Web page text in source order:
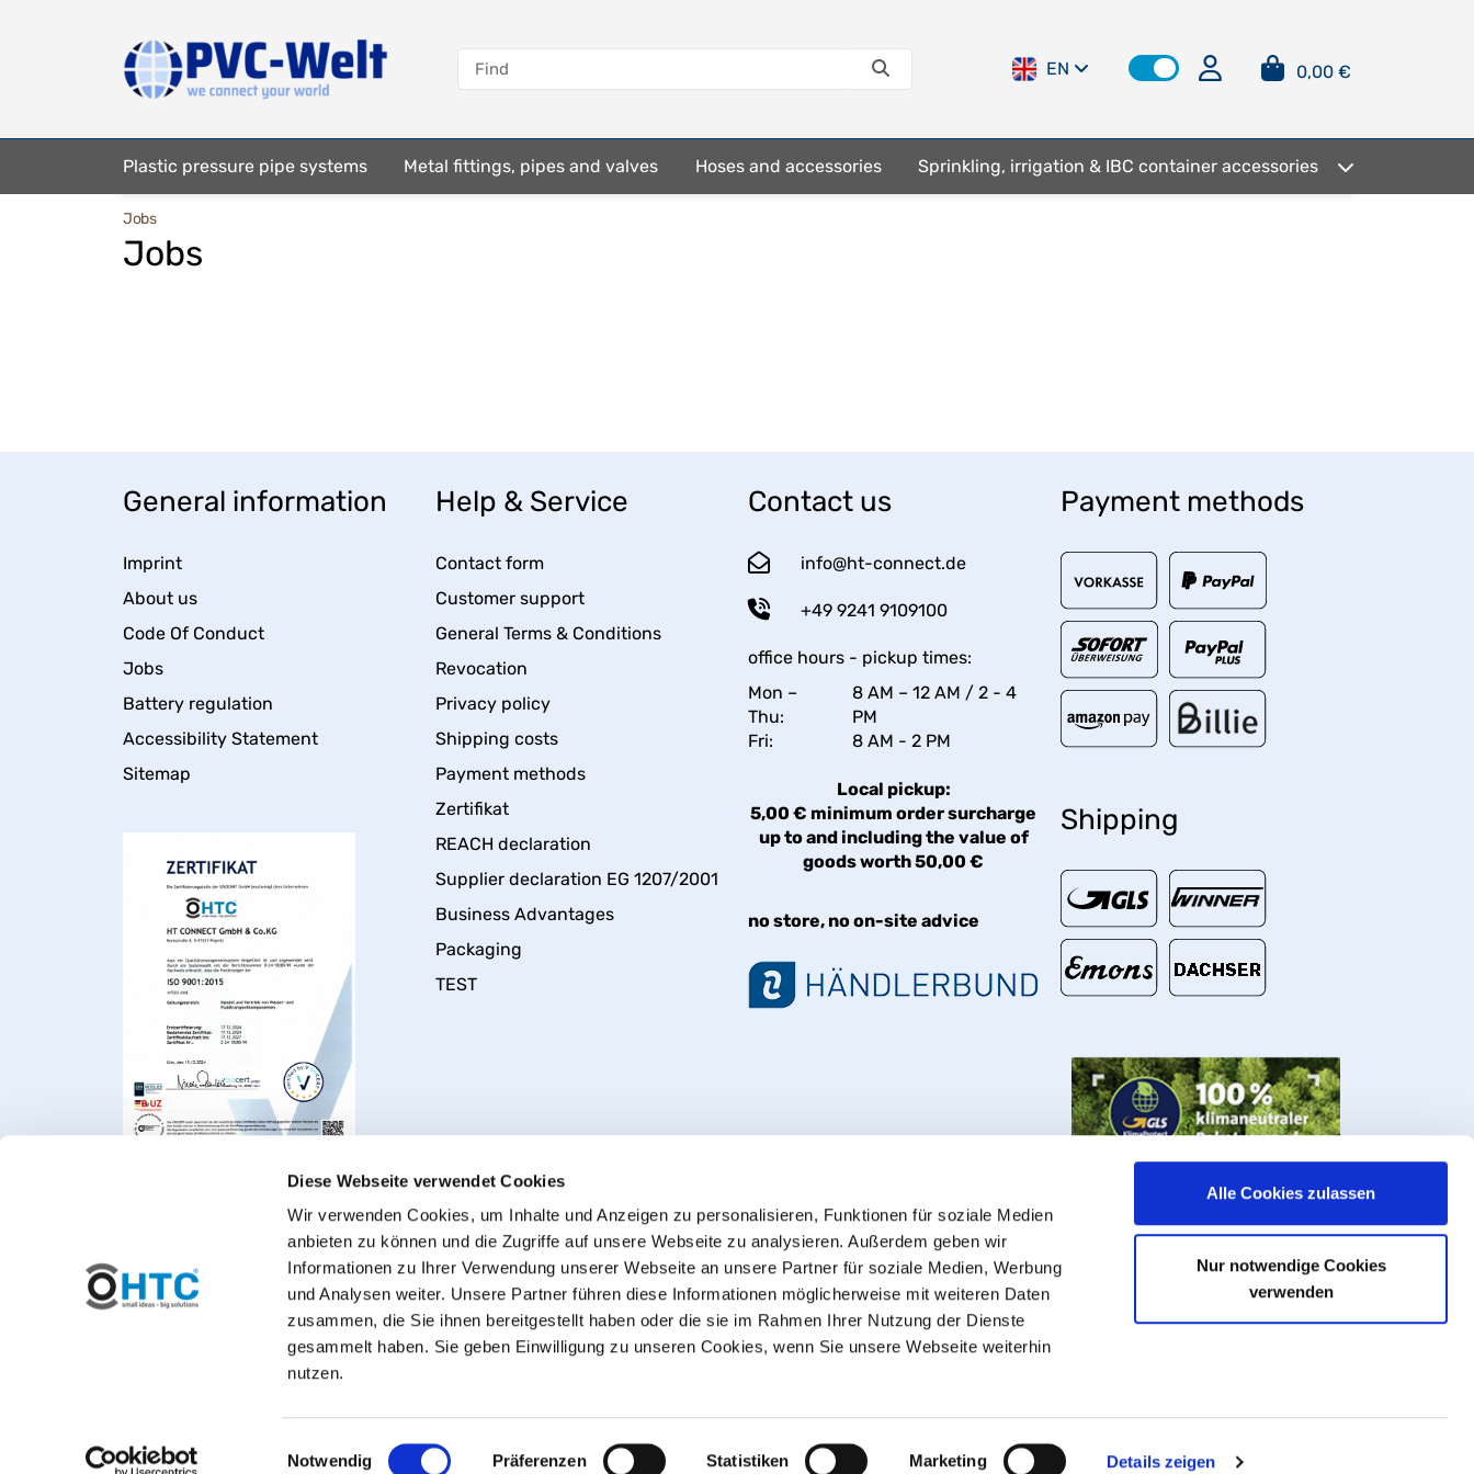
Diese Webseite verwendet Cookies
Wir verwenden Cookies, um Inhalte und Anzeigen zu personalisieren, Funktionen für soziale Medien
anbieten zu können und die Zugriffe auf unsere Webseite zu analysieren. Außerdem geben wir
Informationen zu Ihrer Verwendung unserer Webseite an unsere Partner für soziale Medien, Werbung
und Analysen weiter. Unsere Partner führen diese Informationen möglicherweise mit weiteren Daten
zusammen, die Sie ihnen bereitgestellt haben oder die sie im Rahmen Ihrer Nutzung der Dienste
gesammelt haben. Sie geben Einwilligung zu unseren Cookies, wenn Sie unsere Webseite weiterhin
nutzen.
Einwilligungsauswahl
Notwendig Präferenzen Statistiken Marketing Details zeigen
Alle Cookies zulassen
Nur notwendige Cookies
verwenden
EN 0,00 €
Plastic pressure pipe systems Metal fittings, pipes and valves Hoses and accessories Sprinkling, irrigation & IBC container accessories
Fastening elements
Jobs
Jobs
General information
Imprint
About us
Code Of Conduct
Jobs
Battery regulation
Accessibility Statement
Sitemap
Help & Service
Contact form
Customer support
General Terms & Conditions
Revocation
Privacy policy
Shipping costs
Payment methods
Zertifikat
REACH declaration
Supplier declaration EG 1207/2001
Business Advantages
Packaging
TEST
Contact us
info@ht-connect.de
+49 9241 9109100
office hours - pickup times:
Mon –
Thu:
8 AM – 12 AM / 2 - 4
PM
Fri:
8 AM - 2 PM
Local pickup:
5,00 € minimum order surcharge
up to and including the value of
goods worth 50,00 €
no store, no on-site advice
Payment methods
Shipping
Withdraw from contract
© 2013 - 2026 HT CONNECT GmbH & Co. KG
Welcome to PVC-Welt, the online shop with quality products from HTC© – PVC-U pipes, valves and fittings.
sent as parcels